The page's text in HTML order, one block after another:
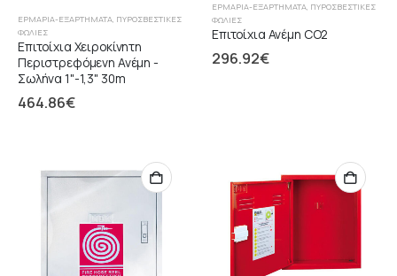
ΕΡΜΆΡΙΑ-ΕΞΑΡΤΉΜΑΤΑ ΠΥΡΟΣΒΕΣΤΙΚΈΣ
ΦΩΛΙΈΣ
Επιτοίχια Χειροκίνητη
Περιστρεφόμενη Ανέμη -
Σωλήνα 1"-1,3" 30m
464.86€
ΕΡΜΆΡΙΑ-ΕΞΑΡΤΉΜΑΤΑ, ΠΥΡΟΣΒΕΣΤΙΚΈΣ
ΦΩΛΙΈΣ
Επιτοίχια Ανέμη CO2
296.92€